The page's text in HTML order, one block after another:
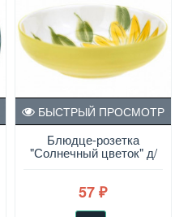
Блюдце-розетка
"Солнечный цветок" д/
варенья, d=9,4 см
БЫСТРЫЙ ПРОСМОТР
57 ₽